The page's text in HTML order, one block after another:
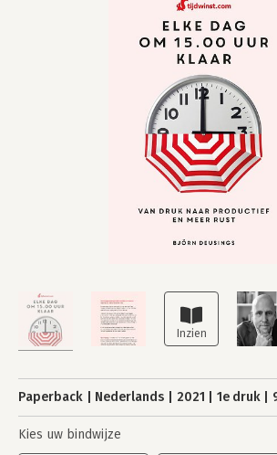
Paperback Nederlands 2021 1e druk
Kies uw bindwijze